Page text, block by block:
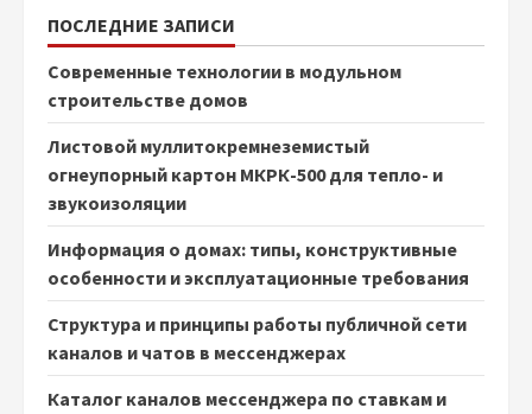
ПОСЛЕДНИЕ ЗАПИСИ
Современные технологии в модульном
строительстве домов
Листовой муллитокремнеземистый
огнеупорный картон МКРК-500 для тепло- и
звукоизоляции
Информация о домах: типы, конструктивные
особенности и эксплуатационные требования
Структура и принципы работы публичной сети
каналов и чатов в мессенджерах
Каталог каналов мессенджера по ставкам и